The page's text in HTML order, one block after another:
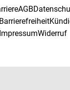
AGB
ImpressumWiderruf